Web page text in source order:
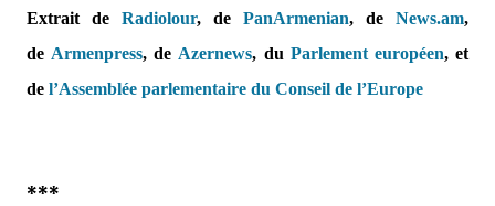
Extrait de Radiolour, de PanArmenian, de News.am,
de Armenpress, de Azernews, du Parlement européen, et
de l’Assemblée parlementaire du Conseil de l’Europe
***